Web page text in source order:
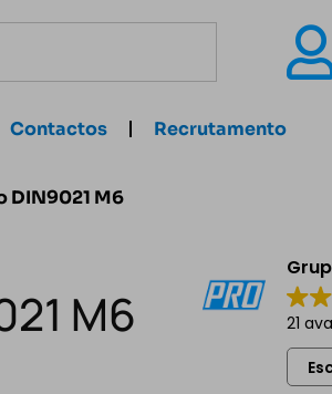
Contactos Recrutamento
DIN9021 M6
M6
21